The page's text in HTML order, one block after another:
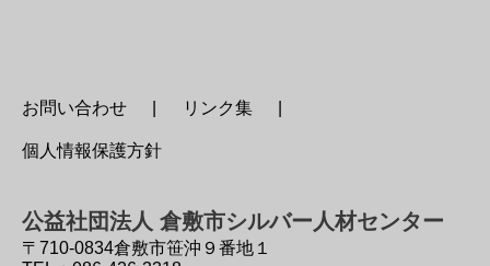
お問い合わせ リンク集
個人情報保護方針
公益社団法人 倉敷市シルバー人材センター
〒710-0834倉敷市笹沖９番地１